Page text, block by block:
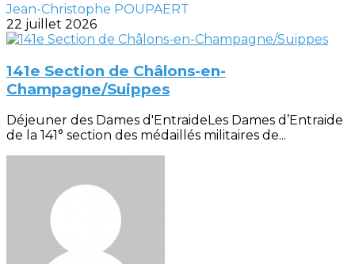
Jean-Christophe POUPAERT
22 juillet 2026
141e Section de Châlons-en-
Champagne/Suippes
Déjeuner des Dames d'EntraideLes Dames d’Entraide
de la 141° section des médaillés militaires de...